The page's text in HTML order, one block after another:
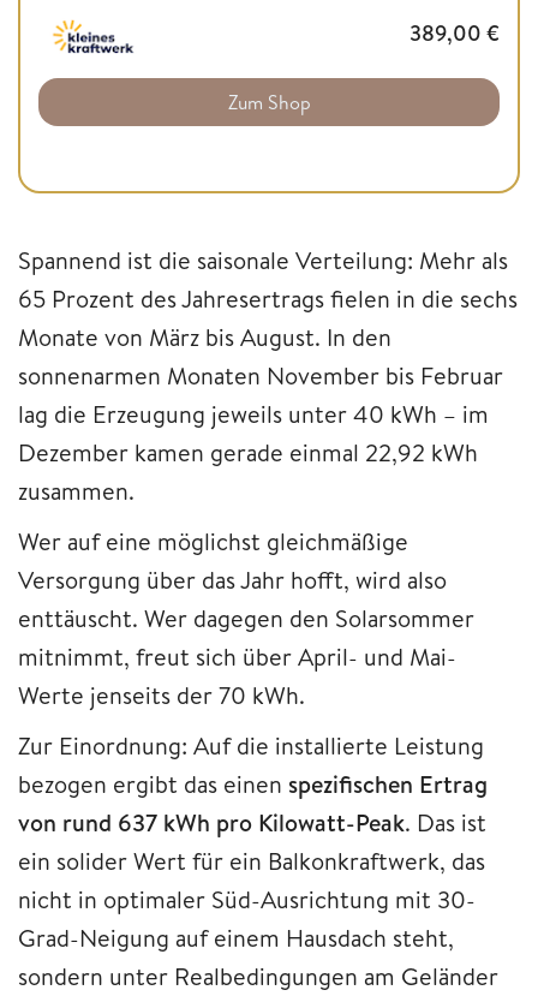
389,00 €
Zum Shop
Spannend ist die saisonale Verteilung: Mehr als
65 Prozent des Jahresertrags fielen in die sechs
Monate von März bis August. In den
sonnenarmen Monaten November bis Februar
lag die Erzeugung jeweils unter 40 kWh – im
Dezember kamen gerade einmal 22,92 kWh
zusammen.
Wer auf eine möglichst gleichmäßige
Versorgung über das Jahr hofft, wird also
enttäuscht. Wer dagegen den Solarsommer
mitnimmt, freut sich über April- und Mai-
Werte jenseits der 70 kWh.
Zur Einordnung: Auf die installierte Leistung
bezogen ergibt das einen spezifischen Ertrag
von rund 637 kWh pro Kilowatt-Peak. Das ist
ein solider Wert für ein Balkonkraftwerk, das
nicht in optimaler Süd-Ausrichtung mit 30-
Grad-Neigung auf einem Hausdach steht,
sondern unter Realbedingungen am Geländer